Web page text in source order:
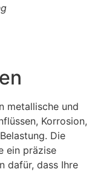
metallische und
Korrosion,
Die
ein präzise
dafür, dass Ihre